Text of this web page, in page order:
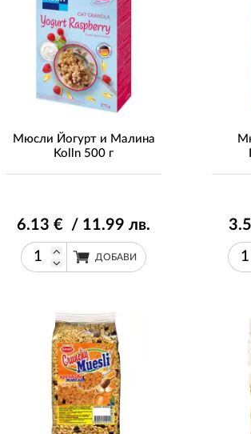
Мюсли Йогурт и Малина
Kolln 500 г
6.13 € / 11.99 лв.
ДОБАВИ
3